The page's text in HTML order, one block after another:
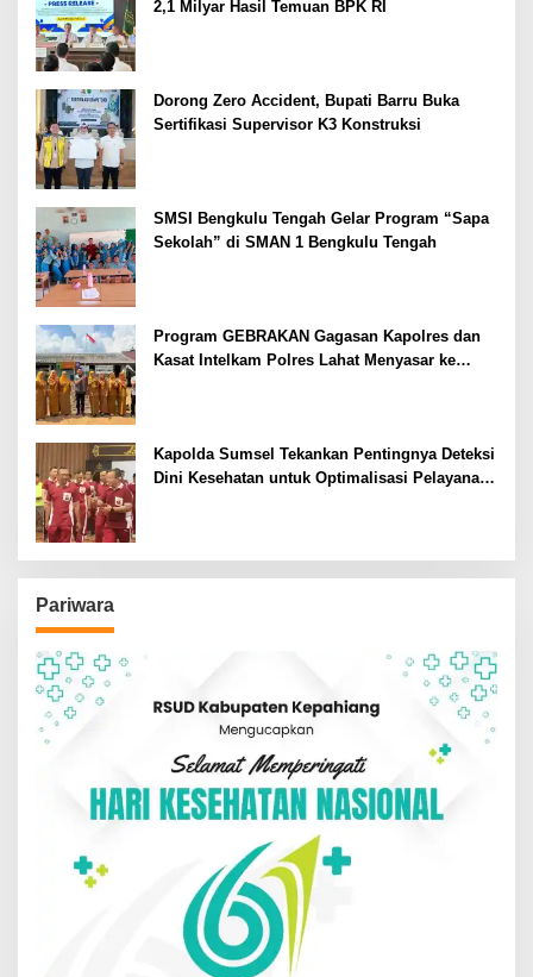
2,1 Milyar Hasil Temuan BPK RI
Dorong Zero Accident, Bupati Barru Buka
Sertifikasi Supervisor K3 Konstruksi
SMSI Bengkulu Tengah Gelar Program “Sapa
Sekolah” di SMAN 1 Bengkulu Tengah
Program GEBRAKAN Gagasan Kapolres dan
Kasat Intelkam Polres Lahat Menyasar ke
Kapolda Sumsel Tekankan Pentingnya Deteksi
Dini Kesehatan untuk Optimalisasi Pelayanan
Pariwara